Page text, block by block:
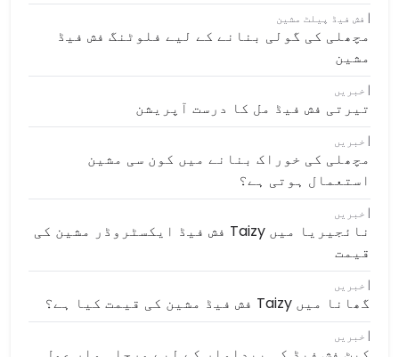
فش فیڈ پیلٹ مشین
مچھلی کی گولی بنانے کے لیے فلوٹنگ فش فیڈ
مشین
خبریں
تیرتی فش فیڈ مل کا درست آپریشن
خبریں
مچھلی کی خوراک بنانے میں کون سی مشین
استعمال ہوتی ہے؟
خبریں
نائجیریا میں Taizy فش فیڈ ایکسٹروڈر مشین کی
قیمت
خبریں
گھانا میں Taizy فش فیڈ مشین کی قیمت کیا ہے؟
خبریں